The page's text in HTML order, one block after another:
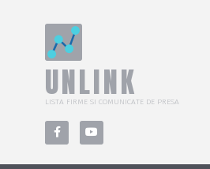
UNLINK
LISTA FIRME SI COMUNICATE DE PRESA